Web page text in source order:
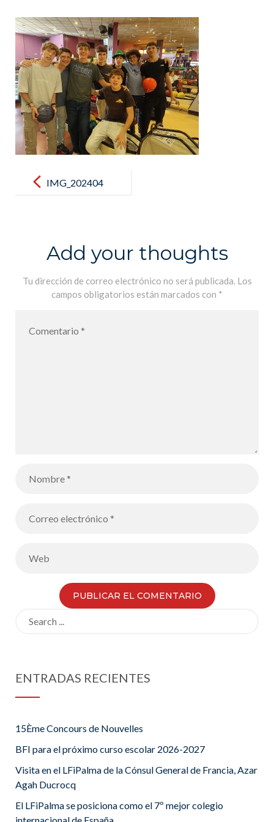
navigationIMG_202404
Add your thoughts
Tu dirección de correo electrónico no será publicada. Los
campos obligatorios están marcados con *
ENTRADAS RECIENTES
15Ème Concours de Nouvelles
BFI para el próximo curso escolar 2026-2027
Visita en el LFiPalma de la Cónsul General de Francia, Azar
Agah Ducrocq
El LFiPalma se posiciona como el 7º mejor colegio